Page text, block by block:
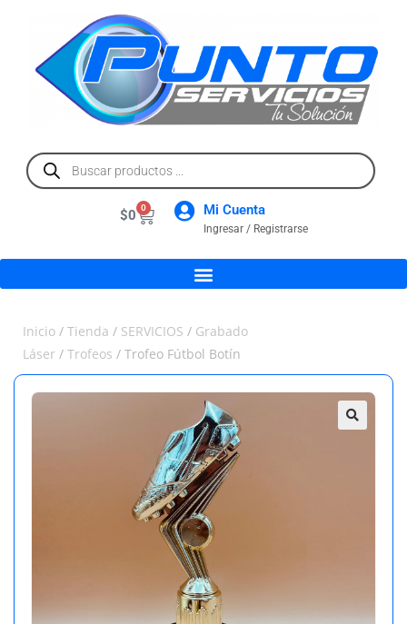
$0 0 Mi Cuenta
Ingresar / Registrarse
Inicio / Tienda / SERVICIOS / Grabado
Láser / Trofeos / Trofeo Fútbol Botín